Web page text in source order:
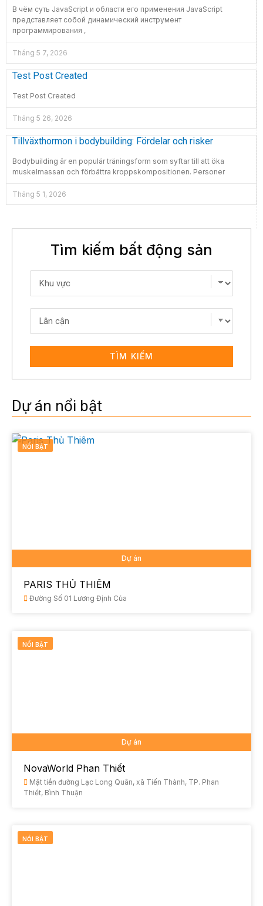
В чём суть JavaScript и области его применения JavaScript
представляет собой динамический инструмент
программирования ,
Tháng 5 7, 2026
Test Post Created
Test Post Created
Tháng 5 26, 2026
Tillväxthormon i bodybuilding: Fördelar och risker
Bodybuilding är en populär träningsform som syftar till att öka
muskelmassan och förbättra kroppskompositionen. Personer
Tháng 5 1, 2026
Tìm kiếm bất động sản
TÌM KIẾM
Dự án nổi bật
NỔI BẬT
Dự án
PARIS THỦ THIÊM
Đường Số 01 Lương Định Của
NỔI BẬT
Dự án
NovaWorld Phan Thiết
Mặt tiền đường Lạc Long Quân, xã Tiến Thành, TP. Phan
Thiết, Bình Thuận
NỔI BẬT